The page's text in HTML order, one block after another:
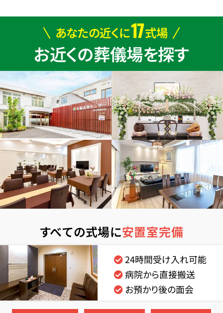
あなたの近くに17式場
お近くの葬儀場を探す
すべての式場に安置室完備
24時間受け入れ可能
病院から直接搬送
お預かり後の面会